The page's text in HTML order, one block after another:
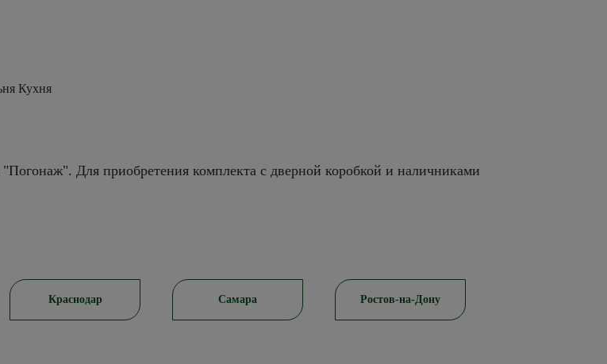
Кухня
Для приобретения комплекта с дверной коробкой и наличниками
Краснодар Самара Ростов-на-Дону